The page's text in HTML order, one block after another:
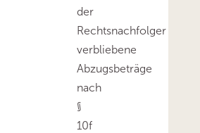
der
Rechtsnachfolger
verbliebene
Abzugsbeträge
nach
§
10f